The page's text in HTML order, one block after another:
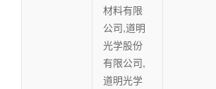
材料有限
公司,道明
光学股份
有限公司,
道明光学